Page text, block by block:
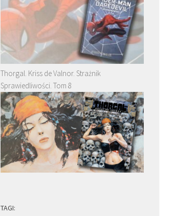
Thorgal. Kriss de Valnor. Strażnik
Sprawiedliwości. Tom 8
TAGI: